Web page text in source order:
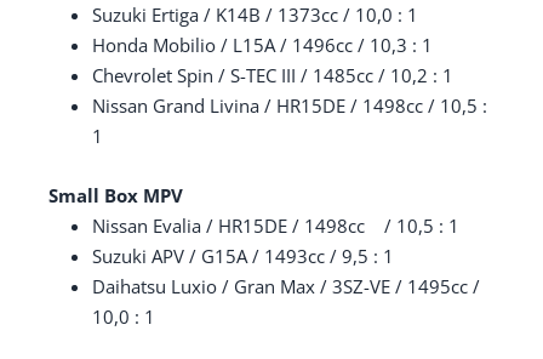
Suzuki Ertiga / K14B / 1373cc / 10,0 : 1
Honda Mobilio / L15A / 1496cc / 10,3 : 1
Chevrolet Spin / S-TEC III / 1485cc / 10,2 : 1
Nissan Grand Livina / HR15DE / 1498cc / 10,5 :
1
Small Box MPV
Nissan Evalia / HR15DE / 1498cc / 10,5 : 1
Suzuki APV / G15A / 1493cc / 9,5 : 1
Daihatsu Luxio / Gran Max / 3SZ-VE / 1495cc /
10,0 : 1